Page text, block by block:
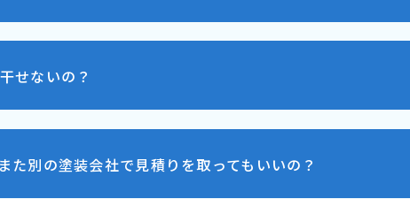
せないの？
た別の塗装会社で見積りを取ってもいいの？